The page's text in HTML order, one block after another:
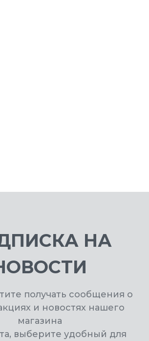
НА
получать сообщения о
и новостях нашего
магазина
выберите удобный для